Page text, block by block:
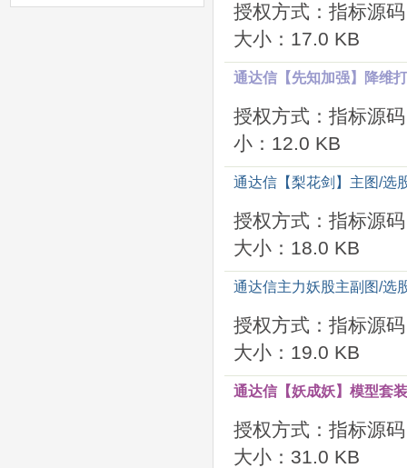
授权方式：指标源码
大小：17.0 KB
通达信【先知加强】降维
授权方式：指标源码
小：12.0 KB
通达信【梨花剑】主图/选
授权方式：指标源码
大小：18.0 KB
通达信主力妖股主副图/选
授权方式：指标源码
大小：19.0 KB
通达信【妖成妖】模型套
授权方式：指标源码
大小：31.0 KB